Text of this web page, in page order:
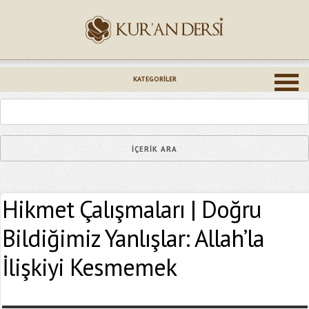
KATEGORILER
Hikmet Çalışmaları | Doğru
Bildiğimiz Yanlışlar: Allah’la
İlişkiyi Kesmemek
Epostanız (*)
Yaşadığınız Hatanın Ayrıntıları